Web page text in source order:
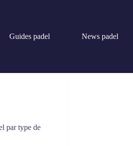
Guides padel News padel
par type de